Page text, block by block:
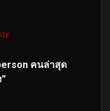
คนล่าสุด